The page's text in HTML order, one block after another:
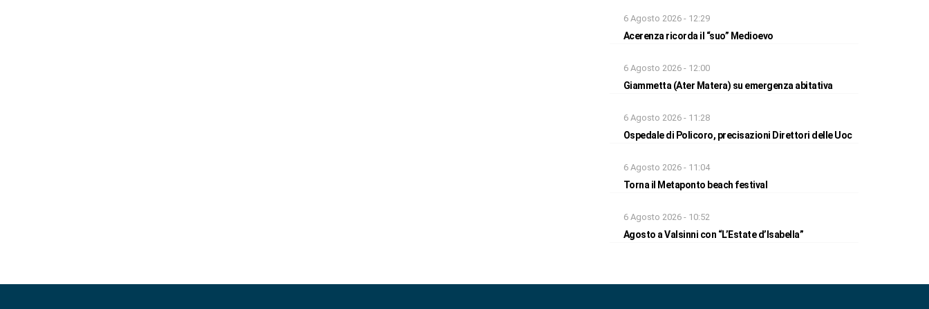
6 Agosto 2026 - 12:29
Acerenza ricorda il “suo” Medioevo
6 Agosto 2026 - 12:00
Giammetta (Ater Matera) su emergenza abitativa
6 Agosto 2026 - 11:28
Ospedale di Policoro, precisazioni Direttori delle Uoc
6 Agosto 2026 - 11:04
Torna il Metaponto beach festival
6 Agosto 2026 - 10:52
Agosto a Valsinni con “L’Estate d’Isabella”